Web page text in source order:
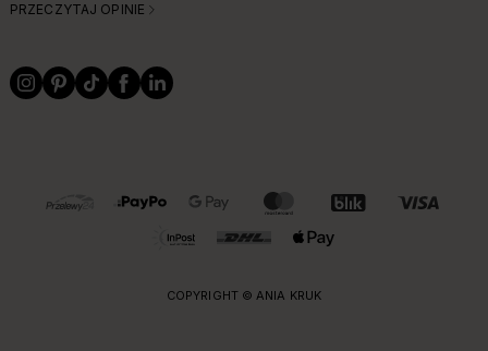
PRZECZYTAJ OPINIE
OBSŁUGIWANE FORMY PŁATNOŚCI I DOSTAWY
COPYRIGHT © ANIA KRUK